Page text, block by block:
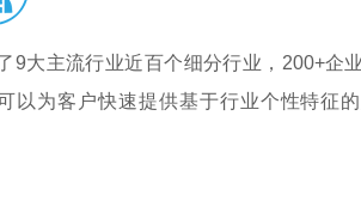
9大主流行业近百个细分行业，200+企
以为客户快速提供基于行业个性特征